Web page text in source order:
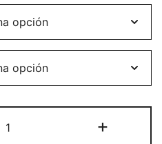
combi
+